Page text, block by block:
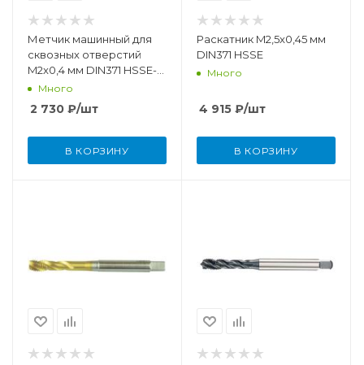
Метчик машинный для
сквозных отверстий
M2x0,4 мм DIN371 HSSE-
VAPМного
2 730 ₽/шт
В КОРЗИНУ
Раскатник M2,5x0,45 мм
DIN371 HSSE
Много
4 915 ₽/шт
В КОРЗИНУ